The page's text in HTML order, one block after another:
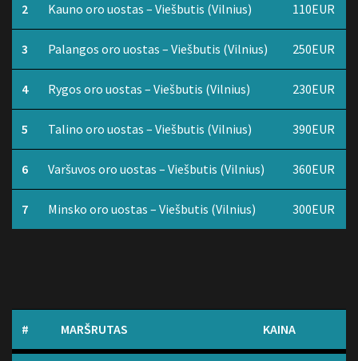
2 Kauno oro uostas – Viešbutis (Vilnius) 110EUR
3 Palangos oro uostas – Viešbutis (Vilnius) 250EUR
4 Rygos oro uostas – Viešbutis (Vilnius) 230EUR
5 Talino oro uostas – Viešbutis (Vilnius) 390EUR
6 Varšuvos oro uostas – Viešbutis (Vilnius) 360EUR
7 Minsko oro uostas – Viešbutis (Vilnius) 300EUR
# MARŠRUTAS KAINA